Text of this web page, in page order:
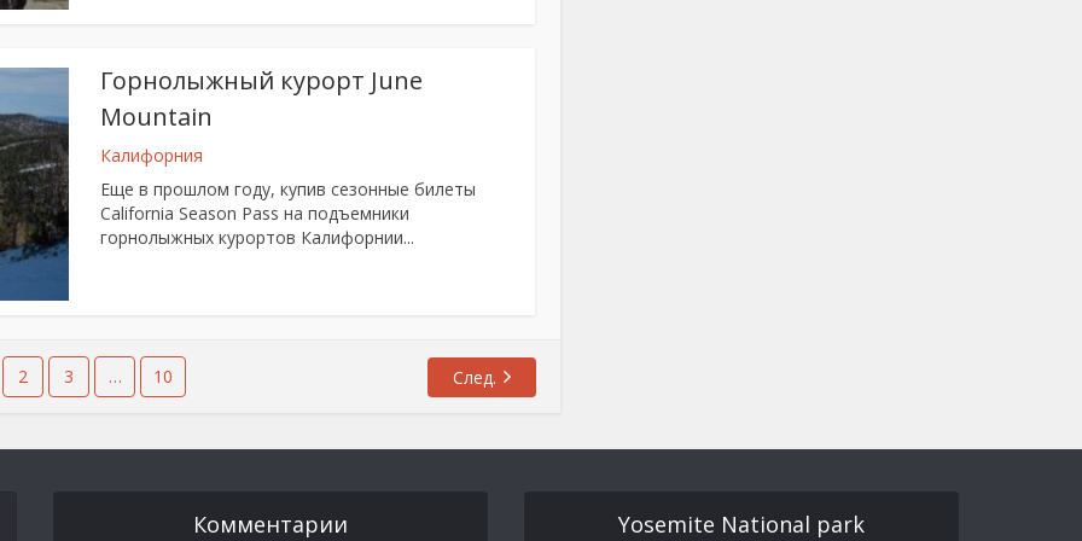
Горнолыжный курорт June
Mountain
Калифорния
Еще в прошлом году, купив сезонные билеты
California Season Pass на подъемники
горнолыжных курортов Калифорнии...
2 3 … 10 След.
Комментарии Yosemite National park